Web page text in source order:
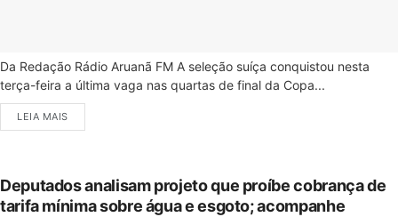
Da Redação Rádio Aruanã FM A seleção suíça conquistou nesta
terça-feira a última vaga nas quartas de final da Copa...
LEIA MAIS
Deputados analisam projeto que proíbe cobrança de
tarifa mínima sobre água e esgoto; acompanhe